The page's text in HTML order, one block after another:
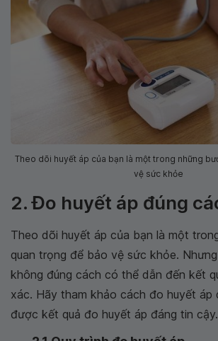
Theo dõi huyết áp của bạn là một trong những
vệ sức khỏe
2. Đo huyết áp đúng
Theo dõi huyết áp của bạn là một
quan trọng để bảo vệ sức khỏe.
không đúng cách có thể dẫn đến kết
xác. Hãy tham khảo cách đo huyết áp
được kết quả đo huyết áp đáng tin cậy.